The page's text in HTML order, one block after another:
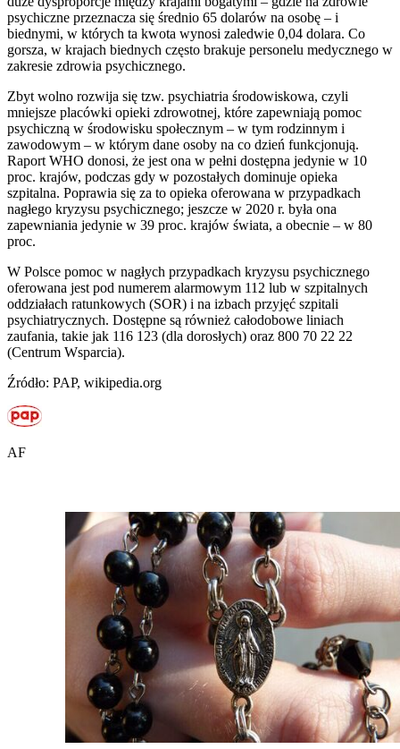
psychiczne przeznacza się średnio 65 dolarów na osobę – i
biednymi, w których ta kwota wynosi zaledwie 0,04 dolara. Co
gorsza, w krajach biednych często brakuje personelu medycznego w
zakresie zdrowia psychicznego.
Zbyt wolno rozwija się tzw. psychiatria środowiskowa, czyli
mniejsze placówki opieki zdrowotnej, które zapewniają pomoc
psychiczną w środowisku społecznym – w tym rodzinnym i
zawodowym – w którym dane osoby na co dzień funkcjonują.
Raport WHO donosi, że jest ona w pełni dostępna jedynie w 10
proc. krajów, podczas gdy w pozostałych dominuje opieka
szpitalna. Poprawia się za to opieka oferowana w przypadkach
nagłego kryzysu psychicznego; jeszcze w 2020 r. była ona
zapewniania jedynie w 39 proc. krajów świata, a obecnie – w 80
proc.
W Polsce pomoc w nagłych przypadkach kryzysu psychicznego
oferowana jest pod numerem alarmowym 112 lub w szpitalnych
oddziałach ratunkowych (SOR) i na izbach przyjęć szpitali
psychiatrycznych. Dostępne są również całodobowe liniach
zaufania, takie jak 116 123 (dla dorosłych) oraz 800 70 22 22
(Centrum Wsparcia).
Źródło: PAP, wikipedia.org
AF